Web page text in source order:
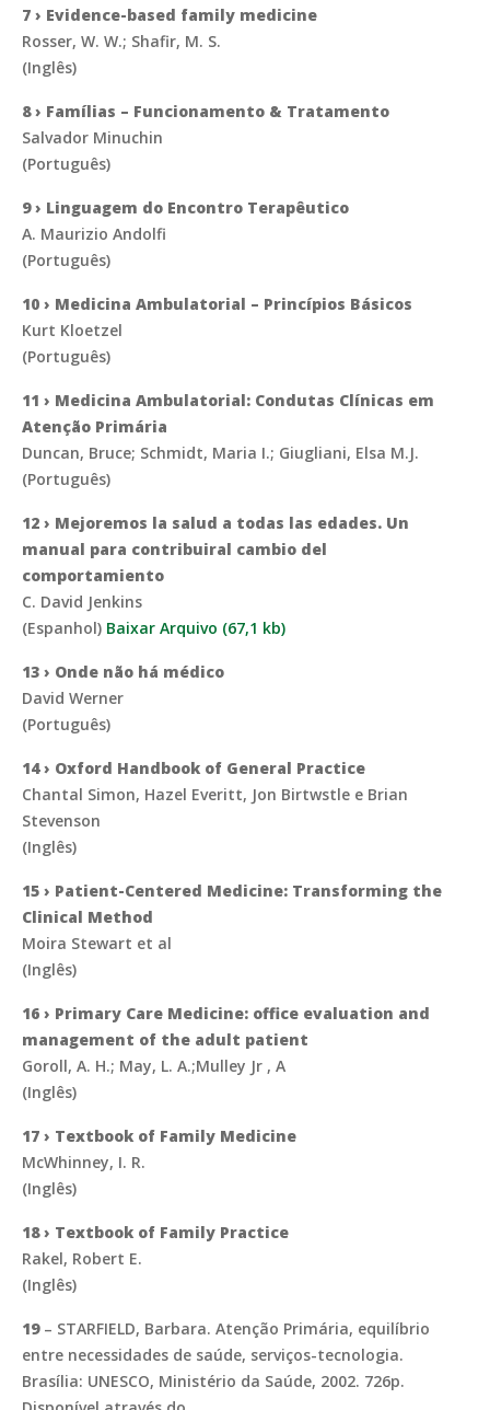
7 › Evidence-based family medicine
Rosser, W. W.; Shafir, M. S.
(Inglês)
8 › Famílias – Funcionamento & Tratamento
Salvador Minuchin
(Português)
9 › Linguagem do Encontro Terapêutico
A. Maurizio Andolfi
(Português)
10 › Medicina Ambulatorial – Princípios Básicos
Kurt Kloetzel
(Português)
11 › Medicina Ambulatorial: Condutas Clínicas em
Atenção Primária
Duncan, Bruce; Schmidt, Maria I.; Giugliani, Elsa M.J.
(Português)
12 › Mejoremos la salud a todas las edades. Un
manual para contribuiral cambio del
comportamiento
C. David Jenkins
(Espanhol) Baixar Arquivo (67,1 kb)
13 › Onde não há médico
David Werner
(Português)
14 › Oxford Handbook of General Practice
Chantal Simon, Hazel Everitt, Jon Birtwstle e Brian
Stevenson
(Inglês)
15 › Patient-Centered Medicine: Transforming the
Clinical Method
Moira Stewart et al
(Inglês)
16 › Primary Care Medicine: office evaluation and
management of the adult patient
Goroll, A. H.; May, L. A.;Mulley Jr , A
(Inglês)
17 › Textbook of Family Medicine
McWhinney, I. R.
(Inglês)
18 › Textbook of Family Practice
Rakel, Robert E.
(Inglês)
19– STARFIELD, Barbara. Atenção Primária, equilíbrio
entre necessidades de saúde, serviços-tecnologia.
Brasília: UNESCO, Ministério da Saúde, 2002. 726p.